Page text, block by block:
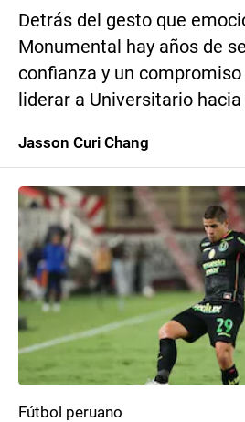
Detrás del gesto que
Monumental hay años de
confianza y un
liderar a Universitario
Jasson Curi Chang
Fútbol peruano